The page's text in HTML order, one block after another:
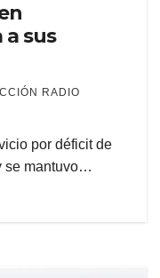
sus
RADIO
por déficit de
se mantuvo…